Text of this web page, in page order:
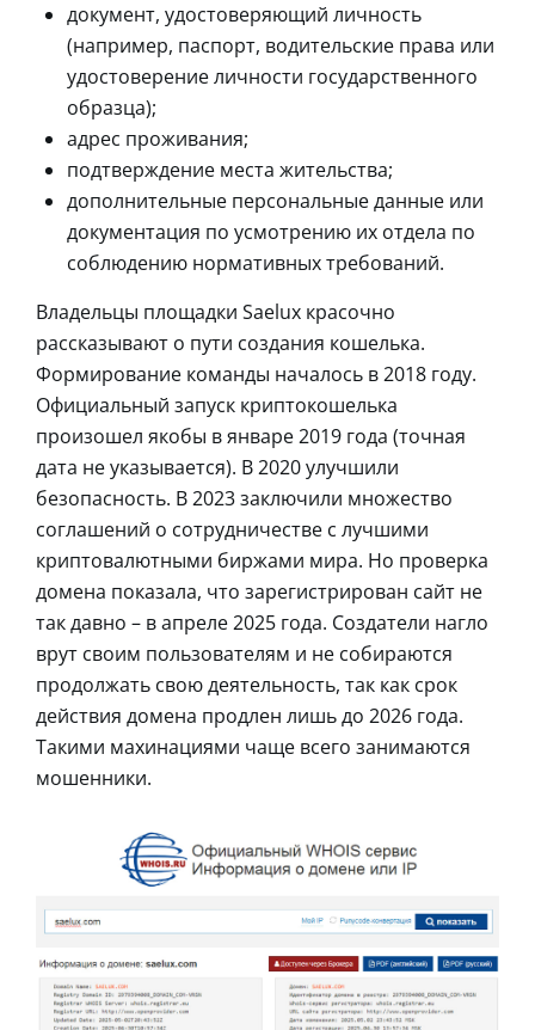
документ, удостоверяющий личность
(например, паспорт, водительские права или
удостоверение личности государственного
образца);
адрес проживания;
подтверждение места жительства;
дополнительные персональные данные или
документация по усмотрению их отдела по
соблюдению нормативных требований.
Владельцы площадки Saelux красочно
рассказывают о пути создания кошелька.
Формирование команды началось в 2018 году.
Официальный запуск криптокошелька
произошел якобы в январе 2019 года (точная
дата не указывается). В 2020 улучшили
безопасность. В 2023 заключили множество
соглашений о сотрудничестве с лучшими
криптовалютными биржами мира. Но проверка
домена показала, что зарегистрирован сайт не
так давно – в апреле 2025 года. Создатели нагло
врут своим пользователям и не собираются
продолжать свою деятельность, так как срок
действия домена продлен лишь до 2026 года.
Такими махинациями чаще всего занимаются
мошенники.